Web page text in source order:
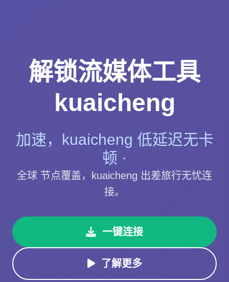
解锁流媒体工具
kuaicheng
加速，kuaicheng 低延迟无卡
顿 ·
全球 节点覆盖，kuaicheng 出差旅行无忧连
接。
一键连接
了解更多